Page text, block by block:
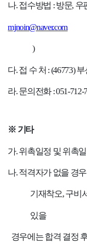
나.접수방법 :방문, 우
mjnoin@naver.com
)
다.접 수 처 : (46773)부
라.문의전화: 051-712-
※ 기타
가.위촉일정 및 위촉
나.적격자가 없을 경
기재착오,구비
있을
경우에는 합격 결정